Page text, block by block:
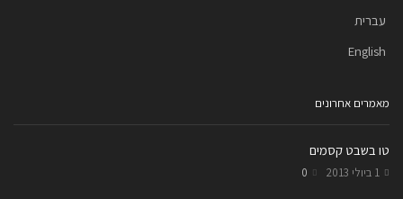
עברית
English
מאמרים אחרונים
טו בשבט קסמים
1 ביולי 2013 0